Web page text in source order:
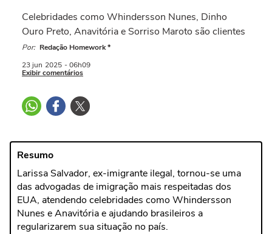
Celebridades como Whindersson Nunes, Dinho
Ouro Preto, Anavitória e Sorriso Maroto são clientes
Por: Redação Homework *
23 jun 2025 - 06h09
Exibir comentários
Resumo
Larissa Salvador, ex-imigrante ilegal, tornou-se uma
das advogadas de imigração mais respeitadas dos
EUA, atendendo celebridades como Whindersson
Nunes e Anavitória e ajudando brasileiros a
regularizarem sua situação no país.